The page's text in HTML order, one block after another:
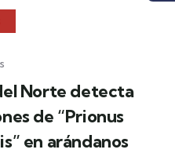
Norte detecta
de “Prionus
en arándanos